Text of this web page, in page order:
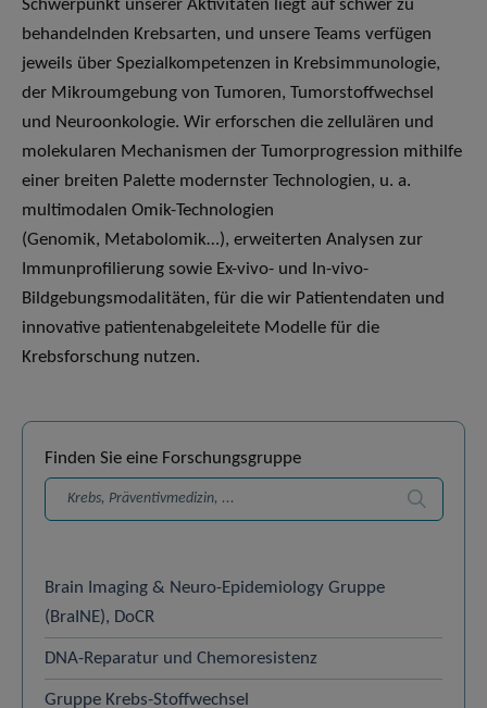
Schwerpunkt unserer Aktivitäten liegt auf schwer zu
behandelnden Krebsarten, und unsere Teams verfügen
jeweils über Spezialkompetenzen in Krebsimmunologie,
der Mikroumgebung von Tumoren, Tumorstoffwechsel
und Neuroonkologie. Wir erforschen die zellulären und
molekularen Mechanismen der Tumorprogression mithilfe
einer breiten Palette modernster Technologien, u. a.
multimodalen Omik-Technologien
(Genomik, Metabolomik…), erweiterten Analysen zur
Immunprofilierung sowie Ex-vivo- und In-vivo-
Bildgebungsmodalitäten, für die wir Patientendaten und
innovative patientenabgeleitete Modelle für die
Krebsforschung nutzen.
Finden Sie eine Forschungsgruppe
Suchen
Brain Imaging & Neuro-Epidemiology Gruppe
(BraINE), DoCR
DNA-Reparatur und Chemoresistenz
Gruppe Krebs-Stoffwechsel